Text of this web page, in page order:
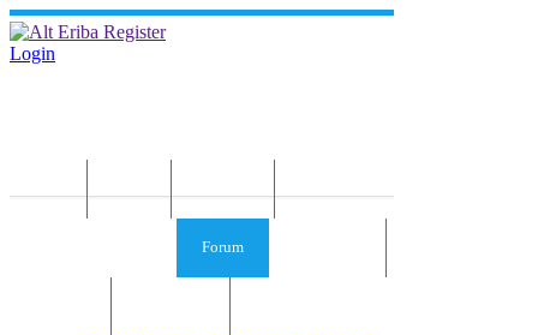
Login
Forum